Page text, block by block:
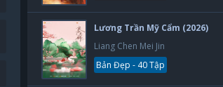
Lương Trần Mỹ Cẩm (2026)
Liang Chen Mei Jin
Bản Đẹp - 40 Tập